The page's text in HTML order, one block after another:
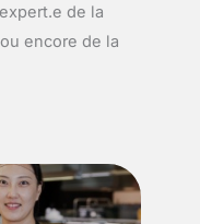
de la
encore de la